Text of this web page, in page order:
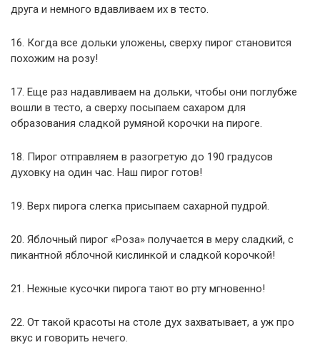
друга и немного вдавливаем их в тесто.
16. Когда все дольки уложены, сверху пирог становится
похожим на розу!
17. Еще раз надавливаем на дольки, чтобы они поглубже
вошли в тесто, а сверху посыпаем сахаром для
образования сладкой румяной корочки на пироге.
18. Пирог отправляем в разогретую до 190 градусов
духовку на один час. Наш пирог готов!
19. Верх пирога слегка присыпаем сахарной пудрой.
20. Яблочный пирог «Роза» получается в меру сладкий, с
пикантной яблочной кислинкой и сладкой корочкой!
21. Нежные кусочки пирога тают во рту мгновенно!
22. От такой красоты на столе дух захватывает, а уж про
вкус и говорить нечего.